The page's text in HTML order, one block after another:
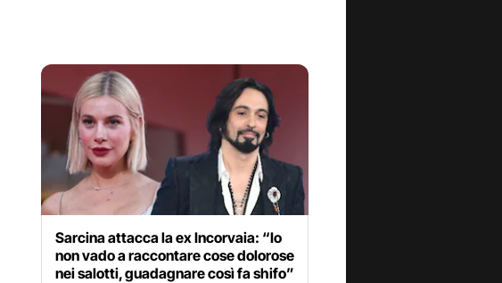
Sarcina attacca la ex Incorvaia: “Io
non vado a raccontare cose dolorose
nei salotti, guadagnare così fa shifo”